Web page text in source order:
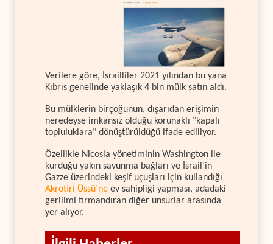
Verilere göre, İsrailliler 2021 yılından bu yana
Kıbrıs genelinde yaklaşık 4 bin mülk satın aldı.
Bu mülklerin birçoğunun, dışarıdan erişimin
neredeyse imkansız olduğu korunaklı "kapalı
topluluklara" dönüştürüldüğü ifade ediliyor.
Özellikle Nicosia yönetiminin Washington ile
kurduğu yakın savunma bağları ve İsrail’in
Gazze üzerindeki keşif uçuşları için kullandığı
Akrotiri Üssü’ne ev sahipliği yapması, adadaki
gerilimi tırmandıran diğer unsurlar arasında
yer alıyor.